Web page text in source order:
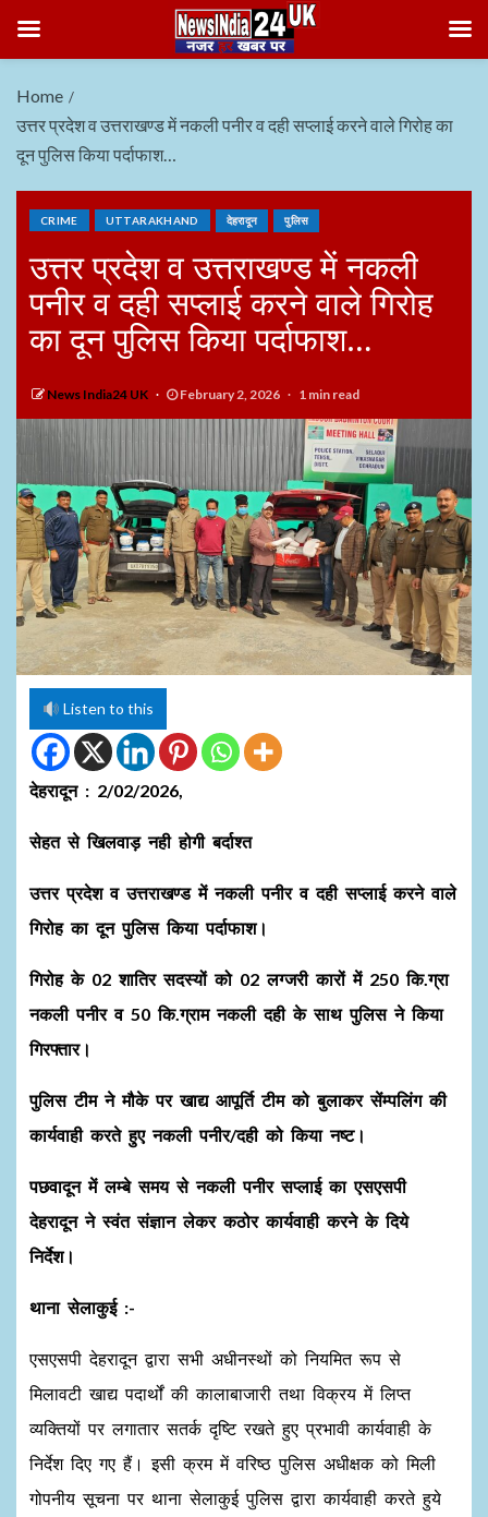
Home
उत्तर प्रदेश व उत्तराखण्ड में नकली पनीर व दही सप्लाई करने वाले गिरोह का
दून पुलिस किया पर्दाफाश…
CRIME UTTARAKHAND देहरादून पुलिस
उत्तर प्रदेश व उत्तराखण्ड में नकली
पनीर व दही सप्लाई करने वाले गिरोह
का दून पुलिस किया पर्दाफाश…
News India24 UK February 2, 2026 1 min read
Listen to this
देहरादून : 2/02/2026,
सेहत से खिलवाड़ नही होगी बर्दाश्त
उत्तर प्रदेश व उत्तराखण्ड में नकली पनीर व दही सप्लाई करने वाले
गिरोह का दून पुलिस किया पर्दाफाश।
गिरोह के 02 शातिर सदस्यों को 02 लग्जरी कारों में 250 कि.ग्रा
नकली पनीर व 50 कि.ग्राम नकली दही के साथ पुलिस ने किया
गिरफ्तार।
पुलिस टीम ने मौके पर खाद्य आपूर्ति टीम को बुलाकर सेंम्पलिंग की
कार्यवाही करते हुए नकली पनीर/दही को किया नष्ट।
पछवादून में लम्बे समय से नकली पनीर सप्लाई का एसएसपी
देहरादून ने स्वंत संज्ञान लेकर कठोर कार्यवाही करने के दिये
निर्देश।
थाना सेलाकुई :-
एसएसपी देहरादून द्वारा सभी अधीनस्थों को नियमित रूप से
मिलावटी खाद्य पदार्थों की कालाबाजारी तथा विक्रय में लिप्त
व्यक्तियों पर लगातार सतर्क दृष्टि रखते हुए प्रभावी कार्यवाही के
निर्देश दिए गए हैं। इसी क्रम में वरिष्ठ पुलिस अधीक्षक को मिली
गोपनीय सूचना पर थाना सेलाकुई पुलिस द्वारा कार्यवाही करते हुये